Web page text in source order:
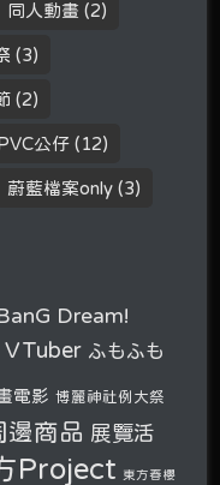
同人動畫 (2)
(3)
(2)
PVC公仔 (12)
蔚藍檔案only (3)
Dream!
VTuber ふもふも
電影 博麗神社例大祭
邊商品 展覽活
Project 東方春櫻